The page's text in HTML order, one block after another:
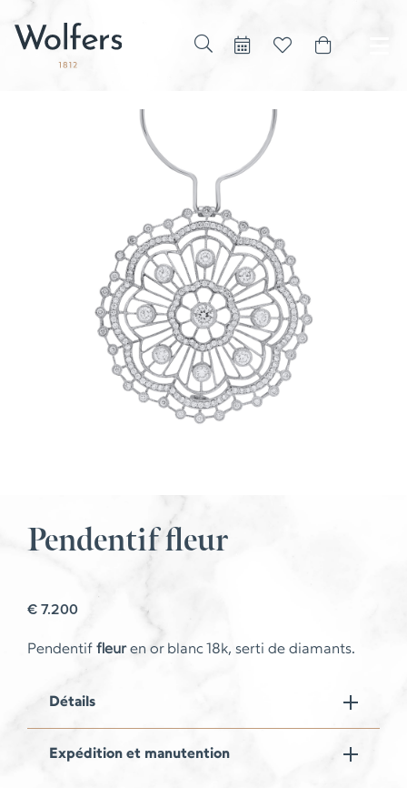
Pendentif fleur
€7.200
Pendentif fleuren or blanc 18k, serti de diamants.
Détails
Expédition et manutention